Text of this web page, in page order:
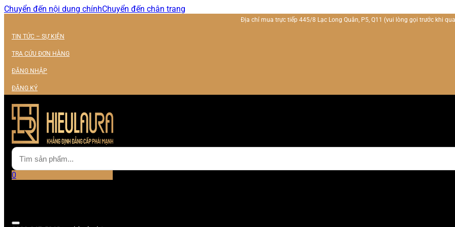
Chuyển đến nội dung chínhChuyển đến chân trang
Địa chỉ mua trực tiếp 445/8 Lạc Long Quân, P5, Q11 (vui lòng gọi trước khi
TIN TỨC – SỰ KIỆN
TRA CỨU ĐƠN HÀNG
ĐĂNG NHẬP
ĐĂNG KÝ
0